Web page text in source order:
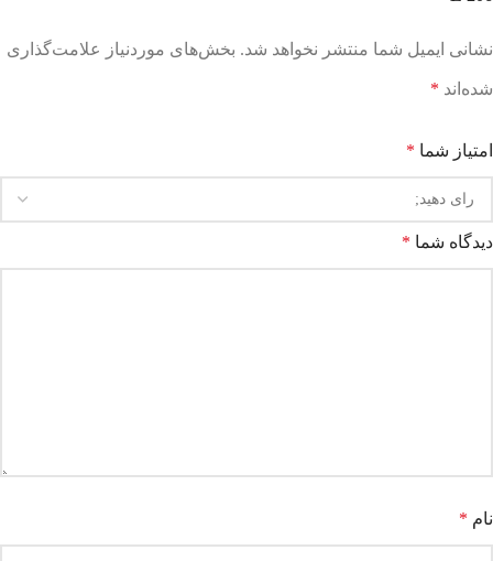
نشانی ایمیل شما منتشر نخواهد شد. بخش‌های موردنیاز علامت‌گذاری
شده‌اند *
امتیاز شما *
دیدگاه شما *
نام *